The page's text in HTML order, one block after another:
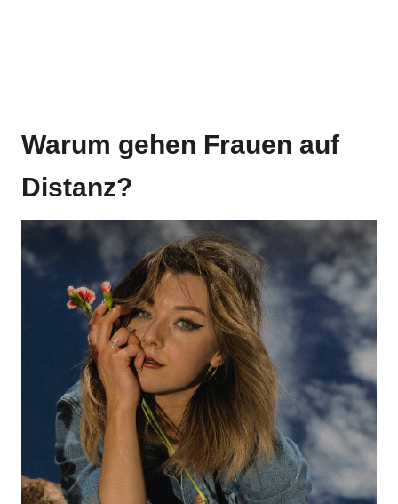
Warum gehen Frauen auf
Distanz?